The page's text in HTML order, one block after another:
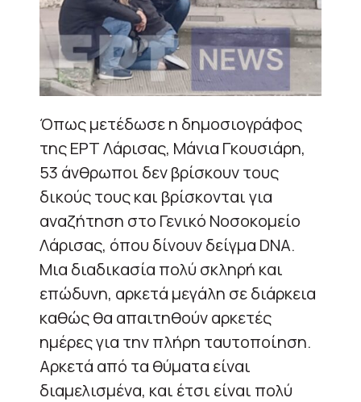
Όπως μετέδωσε η δημοσιογράφος
της ΕΡΤ Λάρισας, Μάνια Γκουσιάρη,
53 άνθρωποι δεν βρίσκουν τους
δικούς τους και βρίσκονται για
αναζήτηση στο Γενικό Νοσοκομείο
Λάρισας, όπου δίνουν δείγμα DNA.
Μια διαδικασία πολύ σκληρή και
επώδυνη, αρκετά μεγάλη σε διάρκεια
καθώς θα απαιτηθούν αρκετές
ημέρες για την πλήρη ταυτοποίηση.
Αρκετά από τα θύματα είναι
διαμελισμένα, και έτσι είναι πολύ